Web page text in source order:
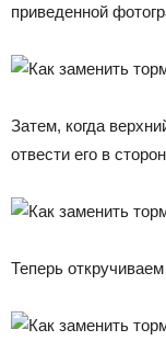
приведенной
Затем, когда
отвести его в
Теперь